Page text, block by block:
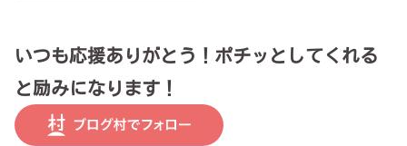
いつも応援ありがとう！ポチッとしてくれる
と励みになります！